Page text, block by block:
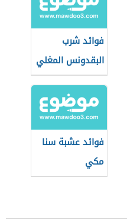
فوائد شرب
البقدونس المغلي
فوائد عشبة سنا
مكي